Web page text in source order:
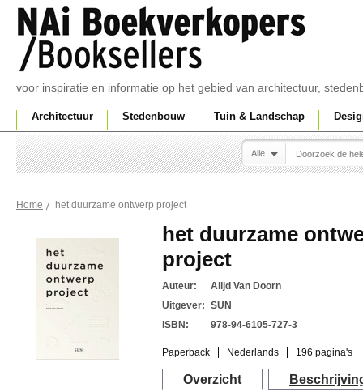
voor inspiratie en informatie op het gebied van architectuur,
Architectuur Stedenbouw Tuin & Landschap
Alle
Home het duurzame ontwerp project
het duurzame
project
Auteur:
Alijd Van Doorn
Uitgever: SUN
ISBN:
978-94-6105-727-3
Paperback Nederlands 196 pagina's
Overzicht